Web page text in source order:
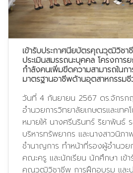
เข้ารับประกาศนียบัตรคุณวุฒิวิชา
ประเมินสมรรถนะบุคคล โครงการ
กำลังคนเพิ่มขีดความสามารถในก
มาตรฐานอาชีพด้านอุตสาหกรรม
วันที่ 4 กันยายน 2567 ดร.จักร
อำนวยการวิทยาลัยเกษตรและเท
หมายให้ นางศรีนรินทร์ ริยาพันธ์
บริหารทรัพยากร และนางสาวนิภ
ชำนาญการ ทำหน้าที่รองผู้อำนวย
คณะครู และนักเรียน นักศึกษา เข้
คุณวุฒิวิชาชีพ การฝึกอบรม และป